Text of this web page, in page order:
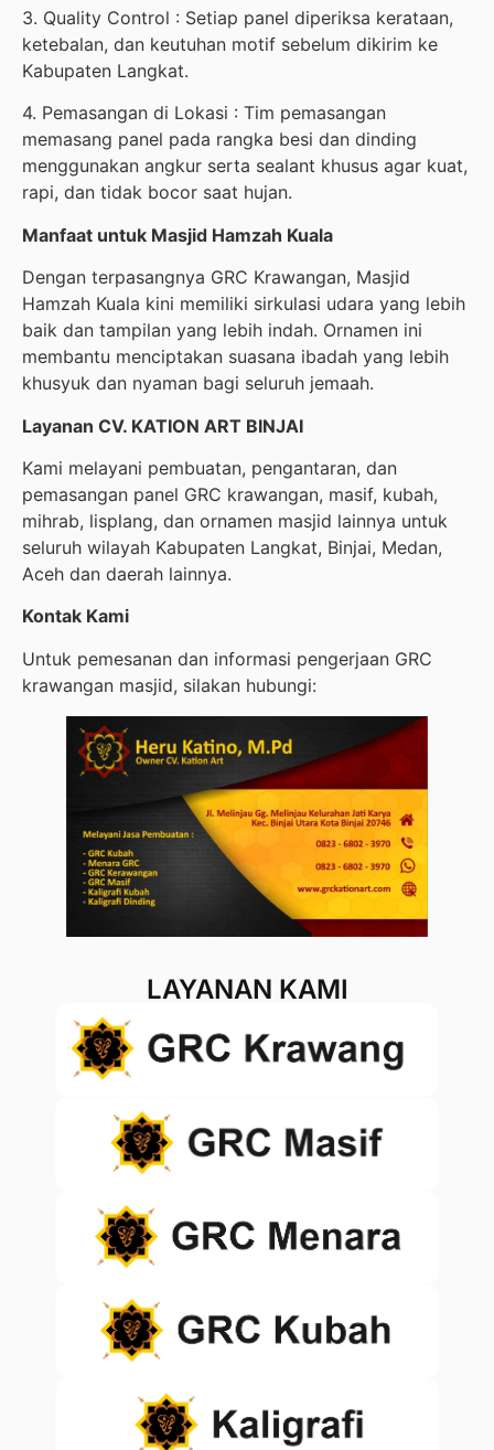
3. Quality Control : Setiap panel diperiksa kerataan,
ketebalan, dan keutuhan motif sebelum dikirim ke
Kabupaten Langkat.
4. Pemasangan di Lokasi : Tim pemasangan
memasang panel pada rangka besi dan dinding
menggunakan angkur serta sealant khusus agar kuat,
rapi, dan tidak bocor saat hujan.
Manfaat untuk Masjid Hamzah Kuala
Dengan terpasangnya GRC Krawangan, Masjid
Hamzah Kuala kini memiliki sirkulasi udara yang lebih
baik dan tampilan yang lebih indah. Ornamen ini
membantu menciptakan suasana ibadah yang lebih
khusyuk dan nyaman bagi seluruh jemaah.
Layanan CV. KATION ART BINJAI
Kami melayani pembuatan, pengantaran, dan
pemasangan panel GRC krawangan, masif, kubah,
mihrab, lisplang, dan ornamen masjid lainnya untuk
seluruh wilayah Kabupaten Langkat, Binjai, Medan,
Aceh dan daerah lainnya.
Kontak Kami
Untuk pemesanan dan informasi pengerjaan GRC
krawangan masjid, silakan hubungi:
LAYANAN KAMI